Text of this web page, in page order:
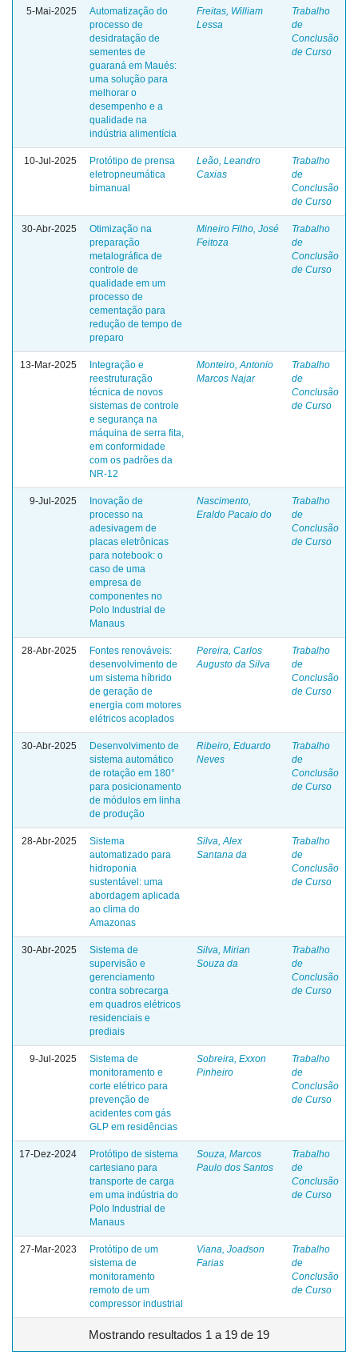
5-Mai-2025
Automatização do
processo de
desidratação de
sementes de
guaraná em Maués:
uma solução para
melhorar o
desempenho e a
qualidade na
indústria alimentícia
Freitas, William
Lessa
Trabalho
de
Conclusão
de Curso
10-Jul-2025
Protótipo de prensa
eletropneumática
bimanual
Leão, Leandro
Caxias
Trabalho
de
Conclusão
de Curso
30-Abr-2025
Otimização na
preparação
metalográfica de
controle de
qualidade em um
processo de
cementação para
redução de tempo de
preparo
Mineiro Filho, José
Feitoza
Trabalho
de
Conclusão
de Curso
13-Mar-2025
Integração e
reestruturação
técnica de novos
sistemas de controle
e segurança na
máquina de serra fita,
em conformidade
com os padrões da
NR-12
Monteiro, Antonio
Marcos Najar
Trabalho
de
Conclusão
de Curso
9-Jul-2025
Inovação de
processo na
adesivagem de
placas eletrônicas
para notebook: o
caso de uma
empresa de
componentes no
Polo Industrial de
Manaus
Nascimento,
Eraldo Pacaio do
Trabalho
de
Conclusão
de Curso
28-Abr-2025
Fontes renováveis:
desenvolvimento de
um sistema híbrido
de geração de
energia com motores
elétricos acoplados
Pereira, Carlos
Augusto da Silva
Trabalho
de
Conclusão
de Curso
30-Abr-2025
Desenvolvimento de
sistema automático
de rotação em 180°
para posicionamento
de módulos em linha
de produção
Ribeiro, Eduardo
Neves
Trabalho
de
Conclusão
de Curso
28-Abr-2025
Sistema
automatizado para
hidroponia
sustentável: uma
abordagem aplicada
ao clima do
Amazonas
Silva, Alex
Santana da
Trabalho
de
Conclusão
de Curso
30-Abr-2025
Sistema de
supervisão e
gerenciamento
contra sobrecarga
em quadros elétricos
residenciais e
prediais
Silva, Mirian
Souza da
Trabalho
de
Conclusão
de Curso
9-Jul-2025
Sistema de
monitoramento e
corte elétrico para
prevenção de
acidentes com gás
GLP em residências
Sobreira, Exxon
Pinheiro
Trabalho
de
Conclusão
de Curso
17-Dez-2024
Protótipo de sistema
cartesiano para
transporte de carga
em uma indústria do
Polo Industrial de
Manaus
Souza, Marcos
Paulo dos Santos
Trabalho
de
Conclusão
de Curso
27-Mar-2023
Protótipo de um
sistema de
monitoramento
remoto de um
compressor industrial
Viana, Joadson
Farias
Trabalho
de
Conclusão
de Curso
Mostrando resultados 1 a 19 de 19